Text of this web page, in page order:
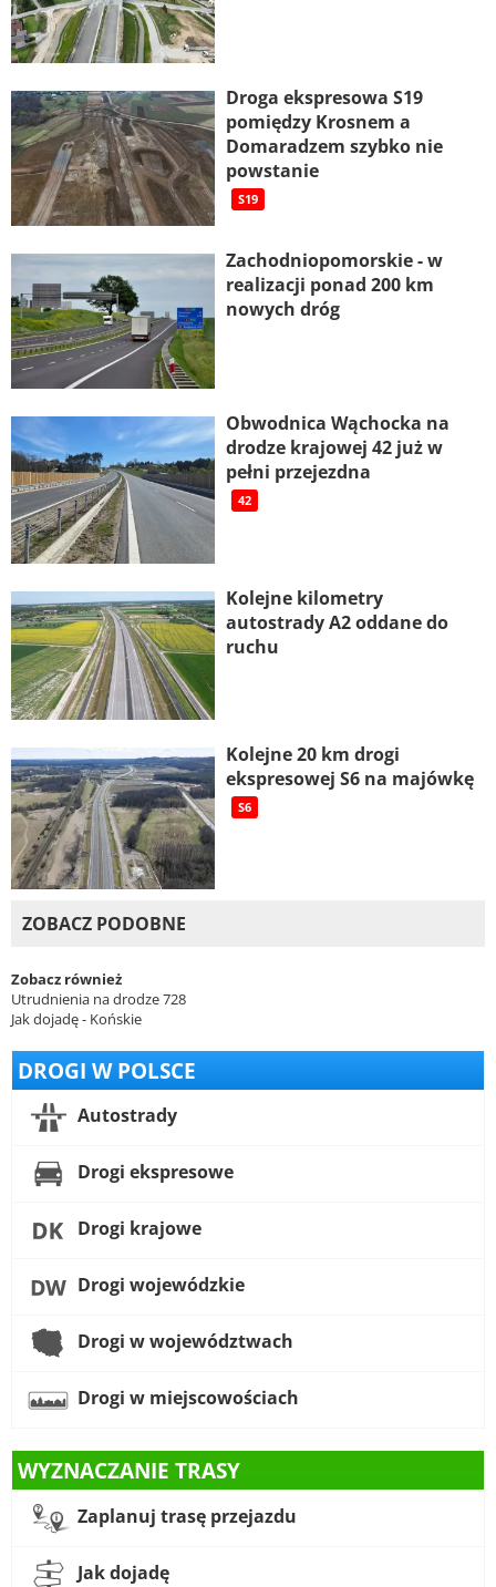
Droga ekspresowa S19
pomiędzy Krosnem a
Domaradzem szybko nie
powstanie
S19
Zachodniopomorskie - w
realizacji ponad 200 km
nowych dróg
Obwodnica Wąchocka na
drodze krajowej 42 już w
pełni przejezdna
42
Kolejne kilometry
autostrady A2 oddane do
ruchu
Kolejne 20 km drogi
ekspresowej S6 na majówkę
S6
ZOBACZ PODOBNE
Zobacz również
Utrudnienia na drodze 728
Jak dojadę - Końskie
DROGI W POLSCE
Autostrady
Drogi ekspresowe
Drogi krajowe
Drogi wojewódzkie
Drogi w województwach
Drogi w miejscowościach
WYZNACZANIE TRASY
Zaplanuj trasę przejazdu
Jak dojadę